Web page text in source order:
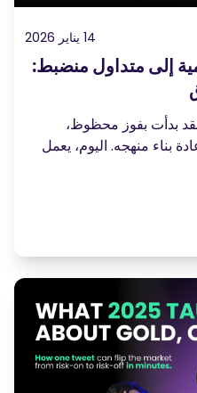
14 يناير 2026
إلى متداول منضبط:
لقد بدأت بفوز محظوظ،
بناء منهجه. اليوم، يعمل